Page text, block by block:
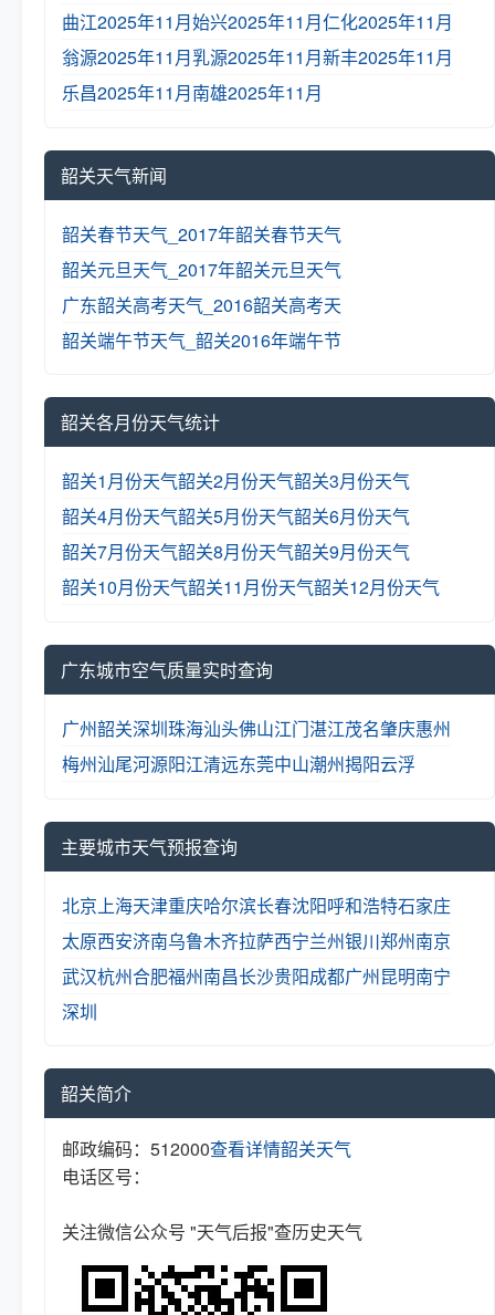
曲江2025年11月始兴2025年11月仁化2025年11月
翁源2025年11月乳源2025年11月新丰2025年11月
乐昌2025年11月南雄2025年11月
韶关天气新闻
韶关春节天气_2017年韶关春节天气
韶关元旦天气_2017年韶关元旦天气
广东韶关高考天气_2016韶关高考天
韶关端午节天气_韶关2016年端午节
韶关各月份天气统计
韶关1月份天气韶关2月份天气韶关3月份天气
韶关4月份天气韶关5月份天气韶关6月份天气
韶关7月份天气韶关8月份天气韶关9月份天气
韶关10月份天气韶关11月份天气韶关12月份天气
广东城市空气质量实时查询
广州韶关深圳珠海汕头佛山江门湛江茂名肇庆惠州
梅州汕尾河源阳江清远东莞中山潮州揭阳云浮
主要城市天气预报查询
北京 上海天津重庆哈尔滨长春沈阳呼和浩特石家庄
太原西安济南乌鲁木齐拉萨西宁兰州银川郑州南京
武汉杭州合肥福州南昌长沙贵阳成都广州昆明南宁
深圳
韶关简介
邮政编码：512000
电话区号：
查看详情韶关天气
关注微信公众号 "天气后报"查历史天气